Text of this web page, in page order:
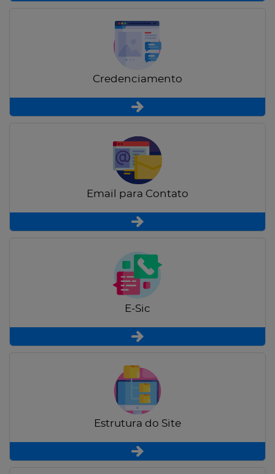
Credenciamento
Email para Contato
E-Sic
Estrutura do Site